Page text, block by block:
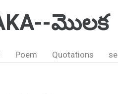
మొలక
Poem Quotations se